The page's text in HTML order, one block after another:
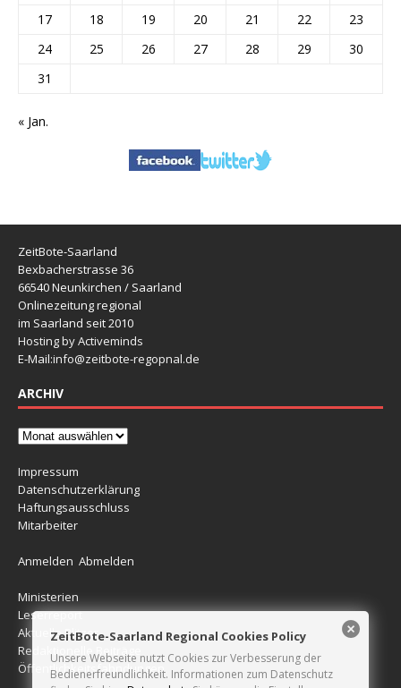
17
18 19 20 21 22
23
24
25 26 27 28 29
30
31
« Jan.
ZeitBote-Saarland
Bexbacherstrasse 36
66540 Neunkirchen / Saarland
Onlinezeitung regional
im Saarland seit 2010
Hosting by Activeminds
E-Mail:info@zeitbote-regopnal.de
ARCHIV
Impressum
Datenschutzerklärung
Haftungsausschluss
Mitarbeiter
Anmelden Abmelden
Ministerien
Leserreport
Aktuelle Blitzer
Redaktionelle Beiträge
Öffentlichkeitsfahndungen
ZeitBote-Saarland Regional Cookies Policy
Unsere Webseite nutzt Cookies zur Verbesserung der
Bedienerfreundlichkeit. Informationen zum Datenschutz